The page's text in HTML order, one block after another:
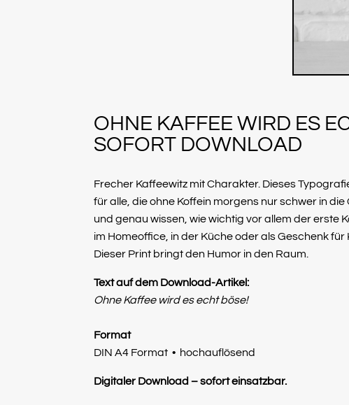
OHNE KAFFEE WIRD ES
SOFORT DOWNLOAD
Frecher Kaffeewitz mit Charakter. Dieses
für alle, die ohne Koffein morgens nur schwer in
und genau wissen, wie wichtig vor allem der erste
im Homeoffice, in der Küche oder als Geschenk
Dieser Print bringt den Humor in den Raum.
Text auf dem Download-Artikel:
Ohne Kaffee wird es echt böse!
Format
DIN A4 Format • hochauflösend
Digitaler Download – sofort einsatzbar.